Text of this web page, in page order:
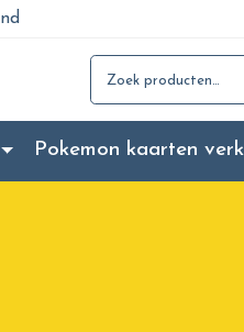
Search for:
Pokemon kaarten